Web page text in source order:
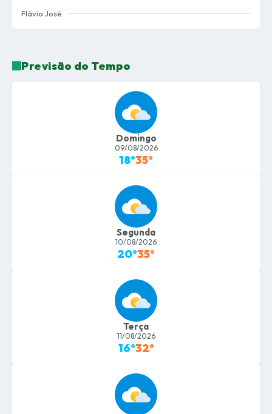
Flávio José
Previsão do Tempo
Domingo
09/08/2026
35°
18°
Segunda
10/08/2026
35°
20°
Terça
11/08/2026
32°
16°